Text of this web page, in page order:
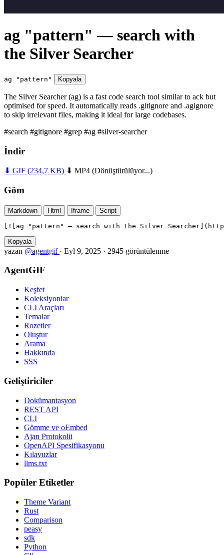
ag "pattern" — search with
the Silver Searcher
ag "pattern" Kopyala
The Silver Searcher (ag) is a fast code search tool similar to ack but
optimised for speed. It automatically reads .gitignore and .agignore
to skip irrelevant files, making it ideal for large codebases.
#search #gitignore #grep #ag #silver-searcher
İndir
⬇ GIF (234,7 KB) ⬇ MP4 (Dönüştürülüyor...)
Göm
Markdown Html Iframe Script
[![ag "pattern" — search with the Silver
Kopyala
yazan @agentgif · Eyl 9, 2025 · 2945 görüntülenme
AgentGIF
Keşfet
Koleksiyonlar
CLI Araçları
Temalar
Rozetler
Oluştur
Arama
Hakkında
SSS
Geliştiriciler
Dokümantasyon
REST API
CLI
Gömme ve oEmbed
Ajan Protokolü
OpenAPI Spesifikasyonu
Kılavuzlar
llms.txt
Popüler Etiketler
Theme Variant
Rust
Comparison
peasy
sdk
Python